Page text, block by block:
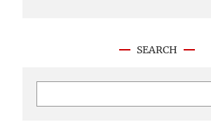
SEARCH